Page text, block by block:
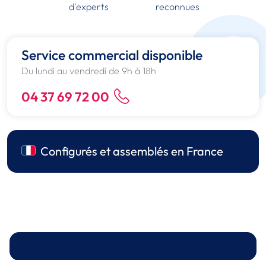
d'experts
reconnues
Service commercial disponible
Du lundi au vendredi de 9h à 18h
04 37 69 72 00
Configurés et assemblés en France